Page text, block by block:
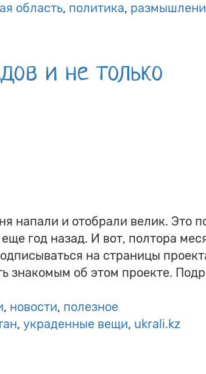
область политика
и не только
напали и отобрали велик. Это
год назад. И вот, полтора
на страницы
знакомым об этом проекте.
новости полезное
украденные вещи ukrali.kz